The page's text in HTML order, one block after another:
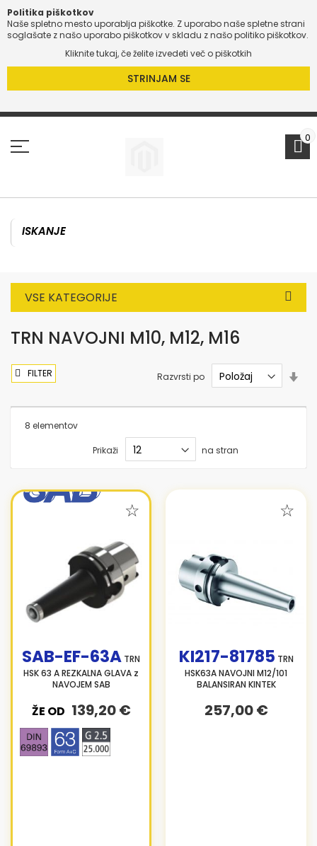
Politika piškotkov
Naše spletno mesto uporablja piškotke. Z uporabo naše spletne strani
soglašate z našo uporabo piškotkov v skladu z našo politiko piškotkov.
Kliknite tukaj, če želite izvedeti več o piškotkih
STRINJAM SE
Preskoči
0
VSE KATEGORIJE
TRN NAVOJNI M10, M12, M16
8 elementov
Prikaži na stran
Razvrsti po
SAB-EF-63A TRN
HSK 63 A REZKALNA GLAVA z
NAVOJEM SAB
ŽE OD 139,20 €
KI217-81785 TRN
HSK63A NAVOJNI M12/101
BALANSIRAN KINTEK
257,00 €
FILTER